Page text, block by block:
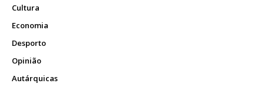
Cultura
Economia
Desporto
Opinião
Autárquicas